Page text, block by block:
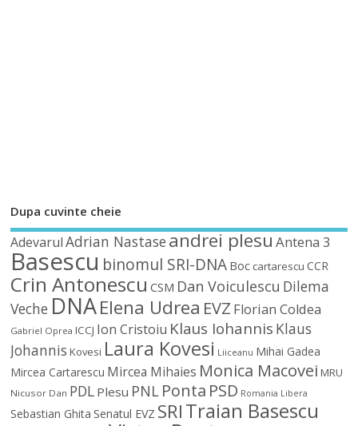
Dupa cuvinte cheie
Adevarul Adrian Nastaseandrei plesuAntena 3
Basescu binomul SRI-DNA Boc cartarescu CCR
Crin Antonescu CSM Dan Voiculescu Dilema
Veche DNAElena Udrea EVZ Florian Coldea
Gabriel Oprea ICCJ Ion Cristoiu Klaus Iohannis Klaus
Johannis Kovesi Laura Kovesi Liiceanu Mihai Gadea
Mircea Cartarescu Mircea Mihaies Monica Macovei MRU
Nicusor Dan PDL Plesu PNL Ponta PSD Romania Libera
Sebastian Ghita Senatul EVZ SRITraian Basescu